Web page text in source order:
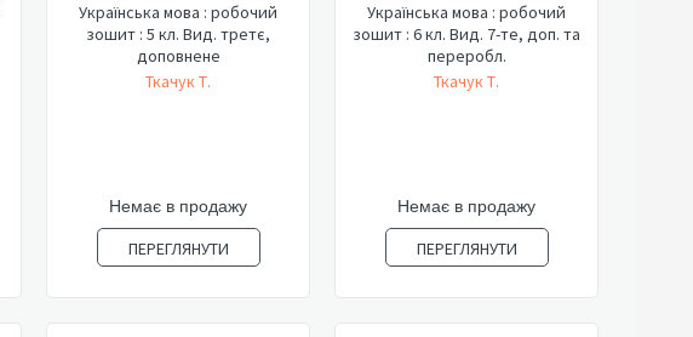
Українська мова : робочий
зошит : 5 кл. Вид. третє,
доповнене
Ткачук Т.
Немає в продажу
ПЕРЕГЛЯНУТИ
Українська мова : робочий
зошит : 6 кл. Вид. 7-те, доп. та
переробл.
Ткачук Т.
Немає в продажу
ПЕРЕГЛЯНУТИ